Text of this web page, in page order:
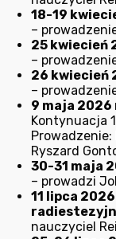
18-19
–
25 kwiecień
–
26 kwiecień
–
9 maja 2026
Kontynuacja
Ryszard
30-31 maja
– prowadzi
11 lipca
nauczyciel